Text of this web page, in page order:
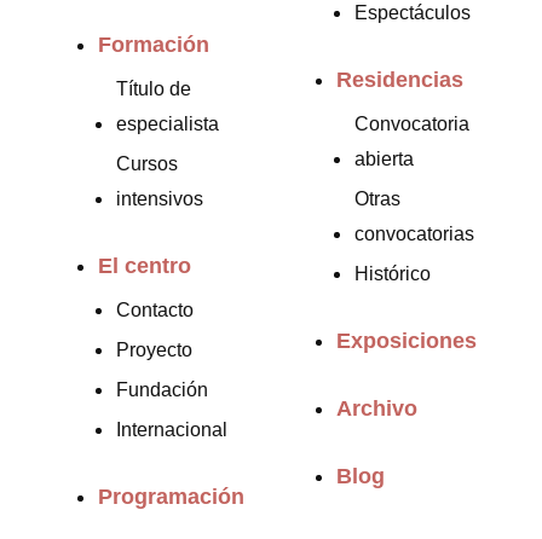
Formación
Título de
especialista
Cursos
intensivos
El centro
Contacto
Proyecto
Fundación
Internacional
Programación
Espectáculos
Residencias
Convocatoria
abierta
Otras
convocatorias
Histórico
Exposiciones
Archivo
Blog